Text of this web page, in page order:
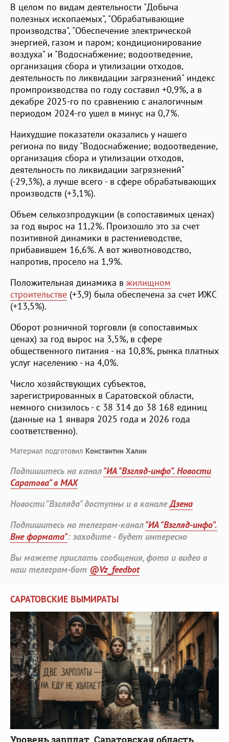
В целом по видам деятельности "Добыча
полезных ископаемых", "Обрабатывающие
производства", "Обеспечение электрической
энергией, газом и паром; кондиционирование
воздуха" и "Водоснабжение; водоотведение,
организация сбора и утилизации отходов,
деятельность по ликвидации загрязнений" индекс
промпроизводства по году составил +0,9%, а в
декабре 2025-го по сравнению с аналогичным
периодом 2024-го ушел в минус на 0,7%.
Наихудшие показатели оказались у нашего
региона по виду "Водоснабжение; водоотведение,
организация сбора и утилизации отходов,
деятельность по ликвидации загрязнений"
(-29,3%), а лучше всего - в сфере обрабатывающих
производств (+3,1%).
Объем сельхозпродукции (в сопоставимых ценах)
за год вырос на 11,2%. Произошло это за счет
позитивной динамики в растениеводстве,
прибавившем 16,6%. А вот животноводство,
напротив, просело на 1,9%.
Положительная динамика в жилищном
строительстве (+3,9) была обеспечена за счет ИЖС
(+13,5%).
Оборот розничной торговли (в сопоставимых
ценах) за год вырос на 3,5%, в сфере
общественного питания - на 10,8%, рынка платных
услуг населению - на 4,0%.
Число хозяйствующих субъектов,
зарегистрированных в Саратовской области,
немного снизилось - с 38 314 до 38 168 единиц
(данные на 1 января 2025 года и 2026 года
соответственно).
Материал подготовил Константин Халин
Подпишитесь на канал"ИА "Взгляд-инфо". Новости
Саратова" в MAX
Новости "Взгляда" доступны и в каналеДзена
Подпишитесь на телеграм-канал"ИА "Взгляд-инфо".
Вне формата": заходите - будет интересно
Вы можете прислать сообщения, фото и видео в
наш телеграм-бот @Vz_feedbot
САРАТОВСКИЕ ВЫМИРАТЫ
Уровень зарплат. Саратовская область